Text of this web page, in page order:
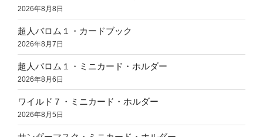
2026年8月8日
超人バロム１・カードブック
2026年8月7日
超人バロム１・ミニカード・ホルダー
2026年8月6日
ワイルド７・ミニカード・ホルダー
2026年8月5日